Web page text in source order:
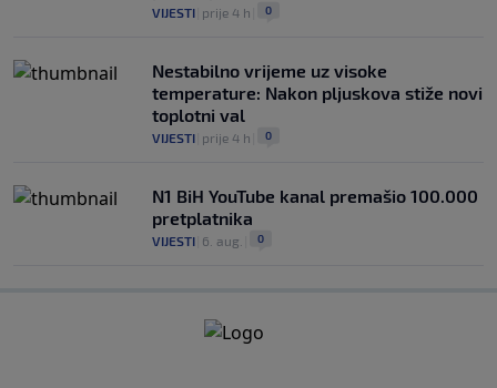
VIJESTI prije 4 h 0
Nestabilno vrijeme uz visoke
temperature: Nakon pljuskova stiže novi
toplotni val
VIJESTI prije 4 h 0
N1 BiH YouTube kanal premašio 100.000
pretplatnika
VIJESTI 6. aug. 0